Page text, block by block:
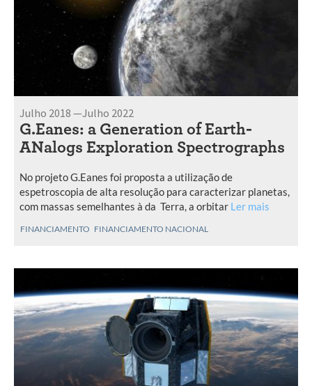
Julho 2018 —Julho 2022
G.Eanes: a Generation of Earth-
ANalogs Exploration Spectrographs
No projeto G.Eanes foi proposta a utilização de
espetroscopia de alta resolução para caracterizar planetas,
com massas semelhantes à da Terra, a orbitar Ler mais
FINANCIAMENTO FINANCIAMENTO NACIONAL